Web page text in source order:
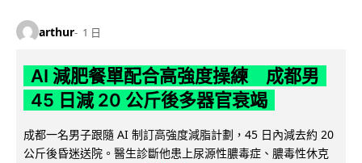
arthur 1 日
AI 減肥餐單配合高強度操練 成都男
45 日減 20 公斤後多器官衰竭
成都一名男子跟隨 AI 制訂高強度減脂計劃，45 日內減去約 20
公斤後昏迷送院。醫生診斷他患上尿源性膿毒症、膿毒性休克